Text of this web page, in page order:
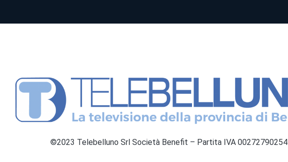
©2023 Telebelluno Srl Società Benefit – Partita IVA 00272790254